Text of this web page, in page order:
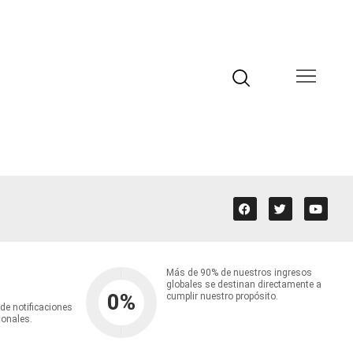
notificaciones
0%
Más de 90% de nuestros ingresos
globales se destinan directamente a
cumplir nuestro propósito.